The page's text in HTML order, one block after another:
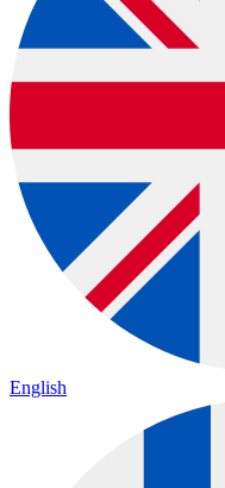
English